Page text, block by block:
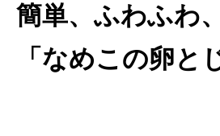
簡単、ふわふわ
「なめこの卵と